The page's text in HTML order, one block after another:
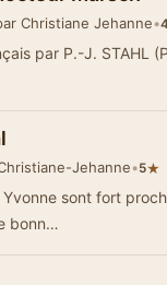
Christiane Jehanne•
par P.-J. STAHL
Jehanne•5★
sont fort
bonn…